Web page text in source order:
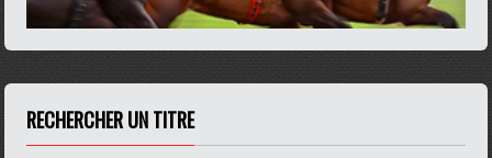
RECHERCHER UN TITRE